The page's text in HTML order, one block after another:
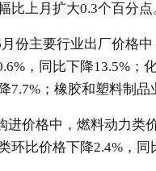
比上月扩大0.3个百分
月份主要行业出厂价格
，同比下降13.5% ；
7.7% ；橡胶和塑料制品
进价格中，燃料动力类
环比价格下降2.4% ，